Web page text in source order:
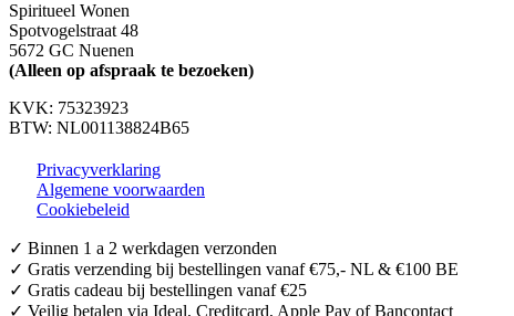
Spiritueel Wonen
Spotvogelstraat 48
5672 GC Nuenen
(Alleen op afspraak te bezoeken)
KVK: 75323923
BTW: NL001138824B65
Privacyverklaring
Algemene voorwaarden
Cookiebeleid
✓ Binnen 1 a 2 werkdagen verzonden
✓ Gratis verzending bij bestellingen vanaf €75,- NL & €100 BE
✓ Gratis cadeau bij bestellingen vanaf €25
✓ Veilig betalen via Ideal, Creditcard, Apple Pay of Bancontact